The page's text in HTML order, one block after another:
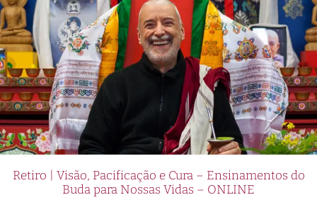
Retiro | Visão, Pacificação e Cura – Ensinamentos do
Buda para Nossas Vidas – ONLINE